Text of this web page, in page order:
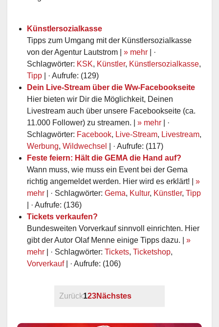
Künstlersozialkasse
Tipps zum Umgang mit der Künstlersozialkasse
von der Agentur Lautstrom | » mehr
| ·
Schlagwörter: KSK, Künstler, Künstlersozialkasse,
Tipp | · Aufrufe: (129)
Dein Live-Stream über die Ww-Facebookseite
Hier bieten wir Dir die Möglichkeit, Deinen
Livestream auch über unsere Facebookseite (ca.
11.000 Follower) zu streamen. | » mehr
| ·
Schlagwörter: Facebook, Live-Stream, Livestream,
Werbung, Wildwechsel
| · Aufrufe: (117)
Feste feiern: Hält die GEMA die Hand auf?
Wann muss, wie muss ein Event bei der Gema
richtig angemeldet werden. Hier wird es erklärt! | »
mehr
| · Schlagwörter: Gema, Kultur, Künstler, Tipp
| · Aufrufe: (136)
Tickets verkaufen?
Bundesweiten Vorverkauf sinnvoll einrichten. Hier
gibt der Autor Olaf Menne einige Tipps dazu. | »
mehr
| · Schlagwörter: Tickets, Ticketshop,
Vorverkauf| · Aufrufe: (106)
Zurück123Nächstes